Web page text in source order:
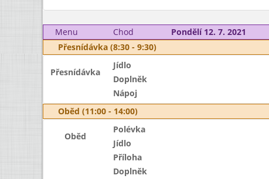
Menu
Chod Pondělí 12. 7. 2021
Přesnídávka (8:30 - 9:30)
Přesnídávka
Jídlo
Doplněk
Nápoj
Oběd (11:00 - 14:00)
Oběd
Polévka
Jídlo
Příloha
Doplněk